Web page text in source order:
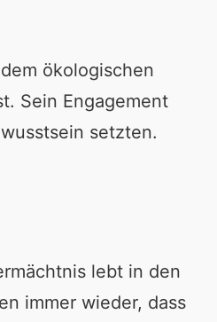
ökologischen
Sein Engagement
setzten.
lebt in den
immer wieder, dass